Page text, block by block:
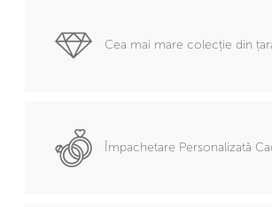
Cea mai mare colecție din
Împachetare Personalizată